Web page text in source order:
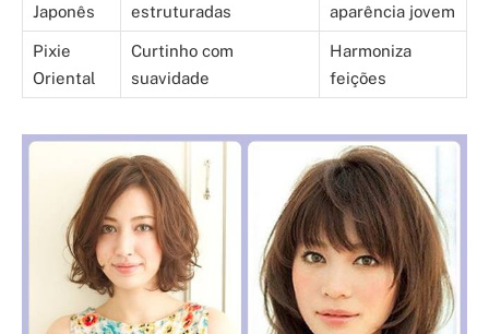
Japonês
estruturadas
aparência jovem
Pixie
Oriental
Curtinho com
suavidade
Harmoniza
feições